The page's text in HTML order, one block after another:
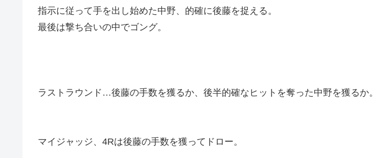
指示に従って手を出し始めた中野、的確に後藤を捉える。
最後は撃ち合いの中でゴング。
ラストラウンド…後藤の手数を獲るか、後半的確なヒットを奪った中野を獲るか。
マイジャッジ、4Rは後藤の手数を獲ってドロー。